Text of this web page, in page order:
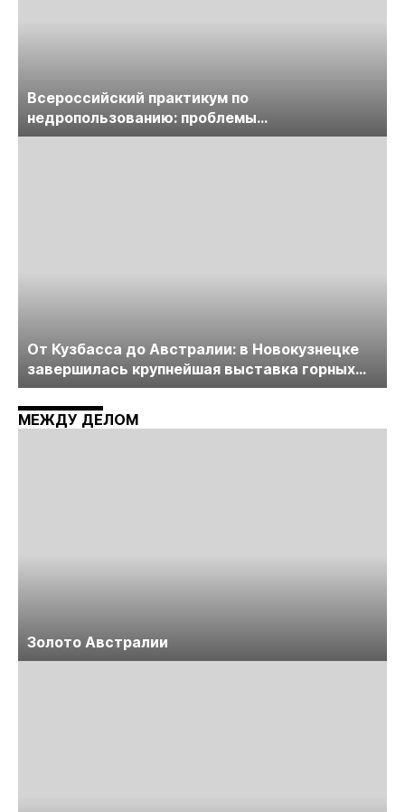
Всероссийский практикум по
недропользованию: проблемы
лицензирования, цифровизации, экспертизы
От Кузбасса до Австралии: в Новокузнецке
завершилась крупнейшая выставка горных
технологий «Недра России. Уголь России и
Майнинг»
МЕЖДУ ДЕЛОМ
Золото Австралии